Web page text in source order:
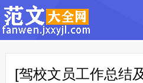
[驾校文员工作总结